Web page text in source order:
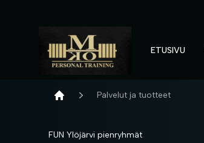
ETUSIVU
Palvelut ja tuotteet
FUN Ylöjärvi pienryhmät